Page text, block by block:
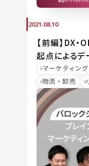
2021.08.10
【前編】DX
起点による
マーケティング
物流・卸売